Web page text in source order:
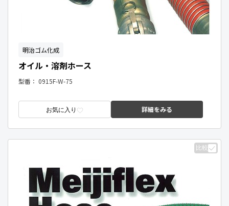
明治ゴム化成
オイル・溶剤ホース
型番： 0915F-W-75
お気に入り 詳細をみる
比較